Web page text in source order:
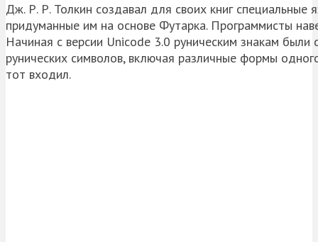
Дж. Р. Р. Толкин создавал для своих книг
придуманные им на основе Футарка. Программисты
Начиная с версии Unicode 3.0 руническим знакам
рунических символов, включая различные формы
тот входил.